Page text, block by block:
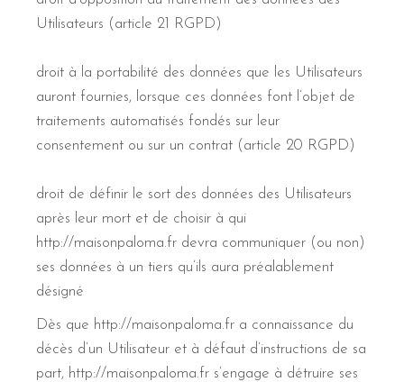
Utilisateurs (article 21 RGPD)
droit à la portabilité des données que les Utilisateurs
auront fournies, lorsque ces données font l’objet de
traitements automatisés fondés sur leur
consentement ou sur un contrat (article 20 RGPD)
droit de définir le sort des données des Utilisateurs
après leur mort et de choisir à qui
http://maisonpaloma.fr devra communiquer (ou non)
ses données à un tiers qu’ils aura préalablement
désigné
Dès que http://maisonpaloma.fr a connaissance du
décès d’un Utilisateur et à défaut d’instructions de sa
part, http://maisonpaloma.fr s’engage à détruire ses